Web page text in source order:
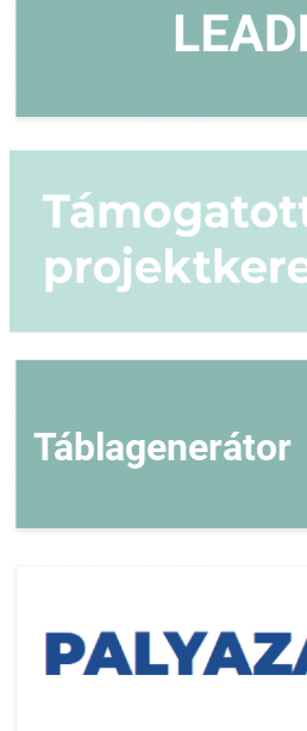
Táblagenerátor